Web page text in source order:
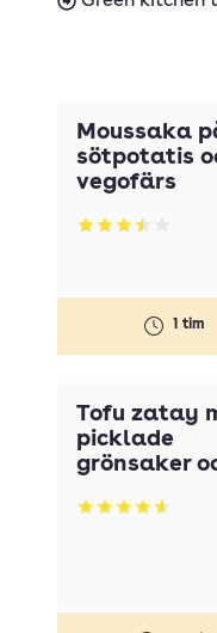
Moussaka
sötpotatis
vegofärs
Betyg: 3.52 av 5
1 tim
Tofu zatay
picklade
grönsaker
Betyg: 4.6 av 5